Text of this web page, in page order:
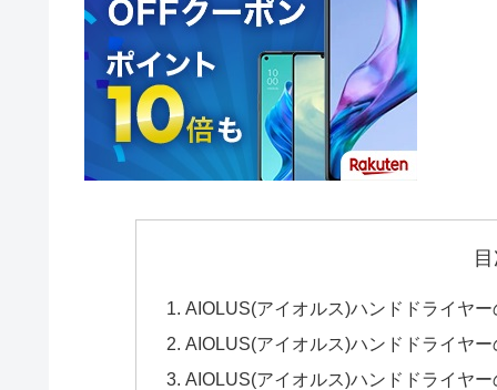
AIOLUS(アイオルス)ハンドドライヤ
AIOLUS(アイオルス)ハンドドライヤ
AIOLUS(アイオルス)ハンドドライヤ